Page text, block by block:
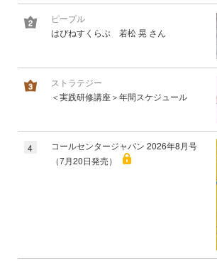
ピープル
はぴねすくらぶ 若松 晃 さん
ストラテジー
＜実践研修講座＞年間スケジュール
4
コールセンタージャパン 2026年8月号
（7月20日発売）